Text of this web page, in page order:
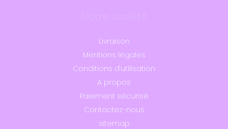
Notre société
Livraison
Mentions légales
Conditions d'utilisation
A propos
Paiement sécurisé
Contactez-nous
sitemap